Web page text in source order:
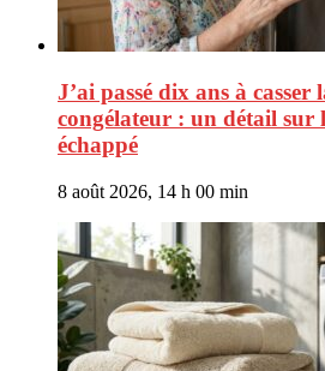
J’ai passé dix ans à casser
congélateur : un détail sur
échappé
8 août 2026, 14 h 00 min